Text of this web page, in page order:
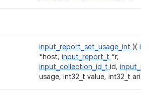
input_report_set_usage_int )(
*host, input_report_t *r,
input_collection_id_t id,
usage, int32_t value, int32_t